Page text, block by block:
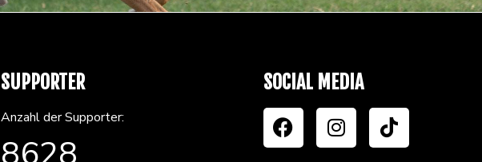
SUPPORTER
Anzahl der Supporter:
SOCIAL MEDIA